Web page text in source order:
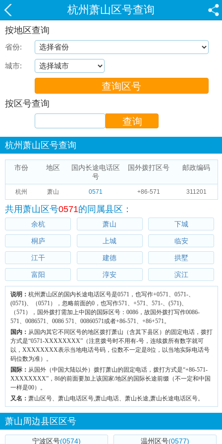
杭州萧山区号查询
按地区查询
省份:
城市:
按区号查询
杭州萧山区号查询
市份 地区
国内长途电话区
号
国外拨打区号 邮政编码
杭州 萧山 0571 +86-571 311201
共用萧山区号0571的同属县区：
余杭 萧山 下城
桐庐 上城 临安
江干 建德 拱墅
富阳 淳安 滨江
说明： 杭州萧山区的国内长途电话区号是0571，也写作+0571、0571-、
(0571)、（0571），忽略前面的0，也写作571、+571、571-、(571)、
（571），国外拨打需加上中国的国际区号：0086，故国外拨打写作0086-
571、0086571、0086 571、00860571或者+86-571、+86+571。
国内： 从国内其它不同区号的地区拨打萧山（含其下县区）的固定电话，拨打
方式是“0571-XXXXXXXX”（注意拨号时不用有-号，连续拨所有数字就可
以，XXXXXXXX表示当地电话号码，位数不一定是8位，以当地实际电话号
码位数为准）。
国际： 从国外（中国大陆以外）拨打萧山的固定电话，拨打方式是“+86-571-
XXXXXXXX”，86的前面要加上该国家/地区的国际长途前缀（不一定和中国
一样是00）。
又名： 萧山区号、萧山电话区号,萧山电话、萧山长途,萧山长途电话区号。
萧山周边县区区号
宁波区号(0574) 温州区号(0577)